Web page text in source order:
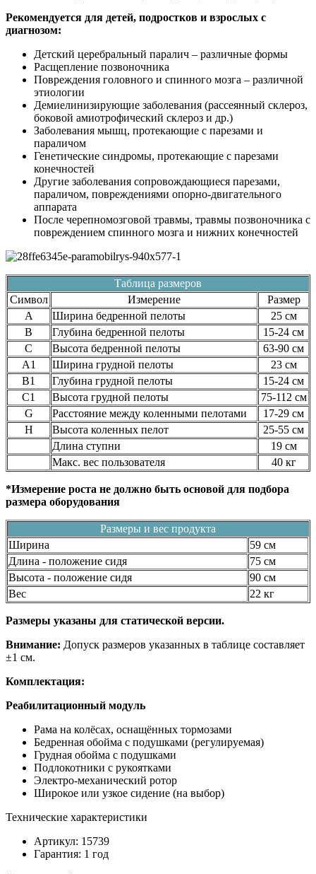
Рекомендуется для детей, подростков и взрослых с
диагнозом:
Детский церебральный паралич – различные формы
Расщепление позвоночника
Повреждения головного и спинного мозга – различной
этиологии
Демиелинизирующие заболевания (рассеянный склероз,
боковой амиотрофический склероз и др.)
Заболевания мышц, протекающие с парезами и
параличом
Генетические синдромы, протекающие с парезами
конечностей
Другие заболевания сопровождающиеся парезами,
параличом, повреждениями опорно-двигательного
аппарата
После черепномозговой травмы, травмы позвоночника с
повреждением спинного мозга и нижних конечностей
Таблица размеров
Символ
Измерение
Размер
A
Ширина бедренной пелоты
25 см
B
Глубина бедренной пелоты
15-24 см
C
Высота бедренной пелоты
63-90 см
A1
Ширина грудной пелоты
23 см
B1
Глубина грудной пелоты
15-24 см
C1
Высота грудной пелоты
75-112 см
G
Расстояние между коленными пелотами
17-29 см
H
Высота коленных пелот
25-55 см
Длина ступни
19 см
Макс. вес пользователя
40 кг
*Измерение роста не должно быть основой для подбора
размера оборудования
Размеры и вес продукта
Ширина
59 см
Длина - положение сидя
75 см
Высота - положение сидя
90 см
Вес
22 кг
Размеры указаны для статической версии.
Внимание: Допуск размеров указанных в таблице составляет
±1 см.
Комплектация:
Реабилитационный модуль
Рама на колёсах, оснащённых тормозами
Бедренная обойма с подушками (регулируемая)
Грудная обойма с подушками
Подлокотники с рукоятками
Электро-механический ротор
Широкое или узкое сидение (на выбор)
Технические характеристики
Артикул: 15739
Гарантия: 1 год